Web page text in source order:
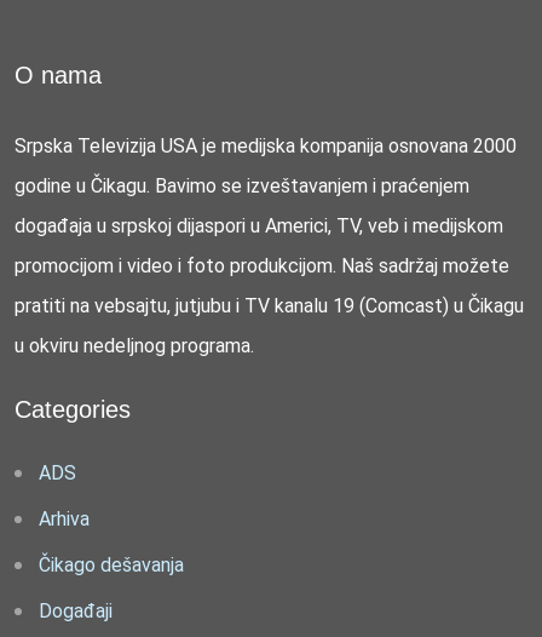
O nama
Srpska Televizija USA je medijska kompanija osnovana 2000
godine u Čikagu. Bavimo se izveštavanjem i praćenjem
događaja u srpskoj dijaspori u Americi, TV, veb i medijskom
promocijom i video i foto produkcijom. Naš sadržaj možete
pratiti na vebsajtu, jutjubu i TV kanalu 19 (Comcast) u Čikagu
u okviru nedeljnog programa.
Categories
ADS
Arhiva
Čikago dešavanja
Događaji